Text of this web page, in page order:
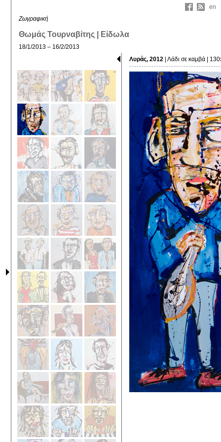
en
Ζωγραφική
Θωμάς Τουρναβίτης | Είδωλα
18/1/2013 – 16/2/2013
Λυράς, 2012 | Λάδι σε καμβά |